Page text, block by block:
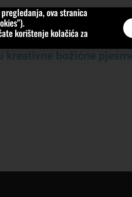
KATEGORIJE
kreativne božićne
ova stranica
korištenje kolačića za